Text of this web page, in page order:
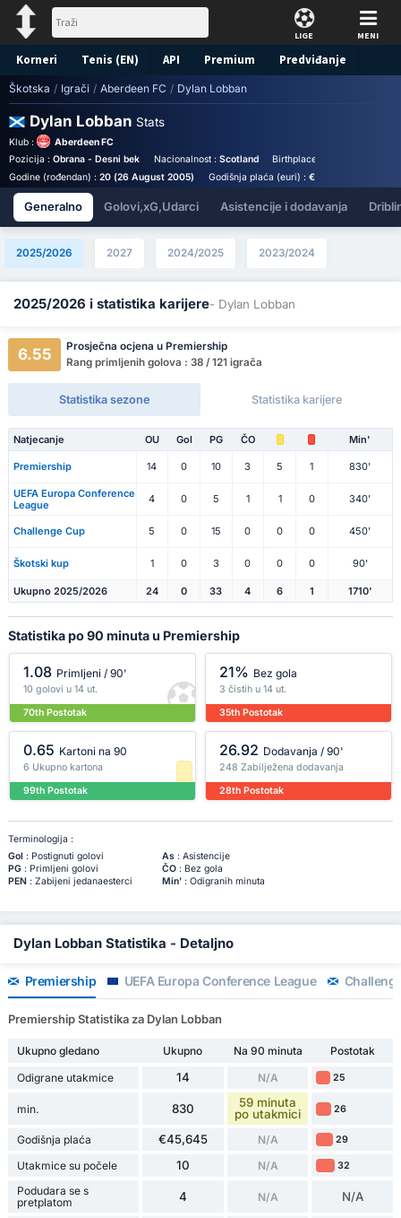
LIGE MENI
Korneri Tenis (EN) API Premium Predviđanje
Škotska / Igrači / Aberdeen FC / Dylan Lobban
Dylan Lobban Stats
Klub :
Aberdeen FC
Pozicija : Obrana - Desni bek Nacionalnost : Scotland Birthplace :
Godine (rođendan) : 20 (26 August 2005) Godišnja plaća (euri) : €45,645
Generalno Golovi,xG,Udarci Asistencije i dodavanja
2025/2026 2027 2024/2025 2023/2024
2025/2026 i statistika karijere- Dylan Lobban
6.55
Prosječna ocjena u Premiership
Rang primljenih golova : 38 / 121 igrača
Statistika sezone Statistika karijere
Natjecanje OU Gol PG ČO Min'
Premiership 14 0 10 3 5 1 830'
UEFA Europa Conference
League
4 0 5 1 1 0 340'
Challenge Cup 5 0 15 0 0 0 450'
Škotski kup 1 0 3 0 0 0 90'
Ukupno 2025/2026 24 0 33 4 6 1 1710'
Statistika po 90 minuta u Premiership
1.08 Primljeni / 90'
10 golovi u 14 ut.
70th Postotak
21% Bez gola
3 čistih u 14 ut.
35th Postotak
0.65 Kartoni na 90
6 Ukupno kartona
99th Postotak
26.92 Dodavanja / 90'
248 Zabilježena dodavanja
28th Postotak
Terminologija :
Gol : Postignuti golovi As: Asistencije
PG: Primljeni golovi ČO: Bez gola
PEN: Zabijeni jedanaesterci Min': Odigranih minuta
Dylan Lobban Statistika - Detaljno
Premiership UEFA Europa Conference League
Premiership Statistika za Dylan Lobban
Ukupno gledano Ukupno Na 90 minuta
Postotak
Odigrane utakmice
14 N/A 25
min. 830
59 minuta
po utakmici
26
Godišnja plaća €45,645 N/A 29
Utakmice su počele 10 N/A 32
Podudara se s
pretplatom
4 N/A N/A